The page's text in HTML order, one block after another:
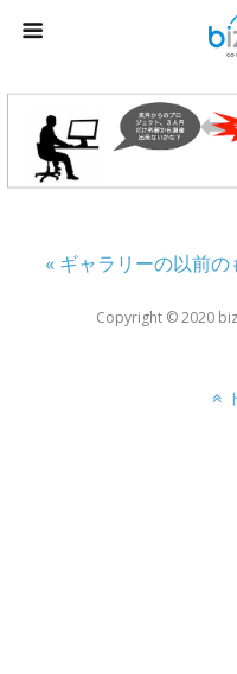
« ギャラリーの以前の
Copyright ©︎ 2020